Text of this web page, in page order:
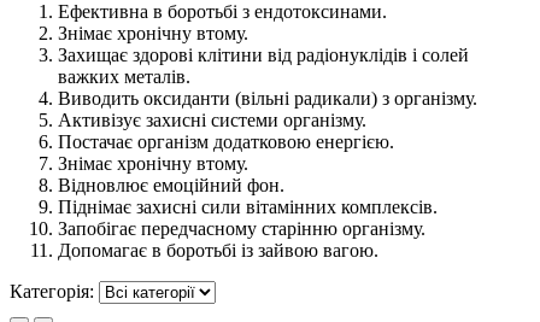
Ефективна в боротьбі з ендотоксинами.
Знімає хронічну втому.
Захищає здорові клітини від радіонуклідів і солей
важких металів.
Виводить оксиданти (вільні радикали) з організму.
Активізує захисні системи організму.
Постачає організм додатковою енергією.
Знімає хронічну втому.
Відновлює емоційний фон.
Піднімає захисні сили вітамінних комплексів.
Запобігає передчасному старінню організму.
Допомагає в боротьбі із зайвою вагою.
Категорія: